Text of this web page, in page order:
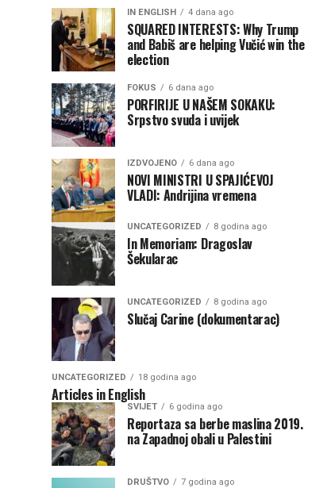
IN ENGLISH 4 dana ago
SQUARED INTERESTS: Why Trump
and Babiš are helping Vučić win the
election
FOKUS 6 dana ago
PORFIRIJE U NAŠEM SOKAKU:
Srpstvo svuda i uvijek
IZDVOJENO 6 dana ago
NOVI MINISTRI U SPAJIĆEVOJ
VLADI: Andrijina vremena
UNCATEGORIZED 8 godina ago
In Memoriam: Dragoslav
Šekularac
UNCATEGORIZED 8 godina ago
Slučaj Carine (dokumentarac)
UNCATEGORIZED 18 godina ago
Articles in English
SVIJET 6 godina ago
Reportaza sa berbe maslina 2019.
na Zapadnoj obali u Palestini
DRUŠTVO 7 godina ago